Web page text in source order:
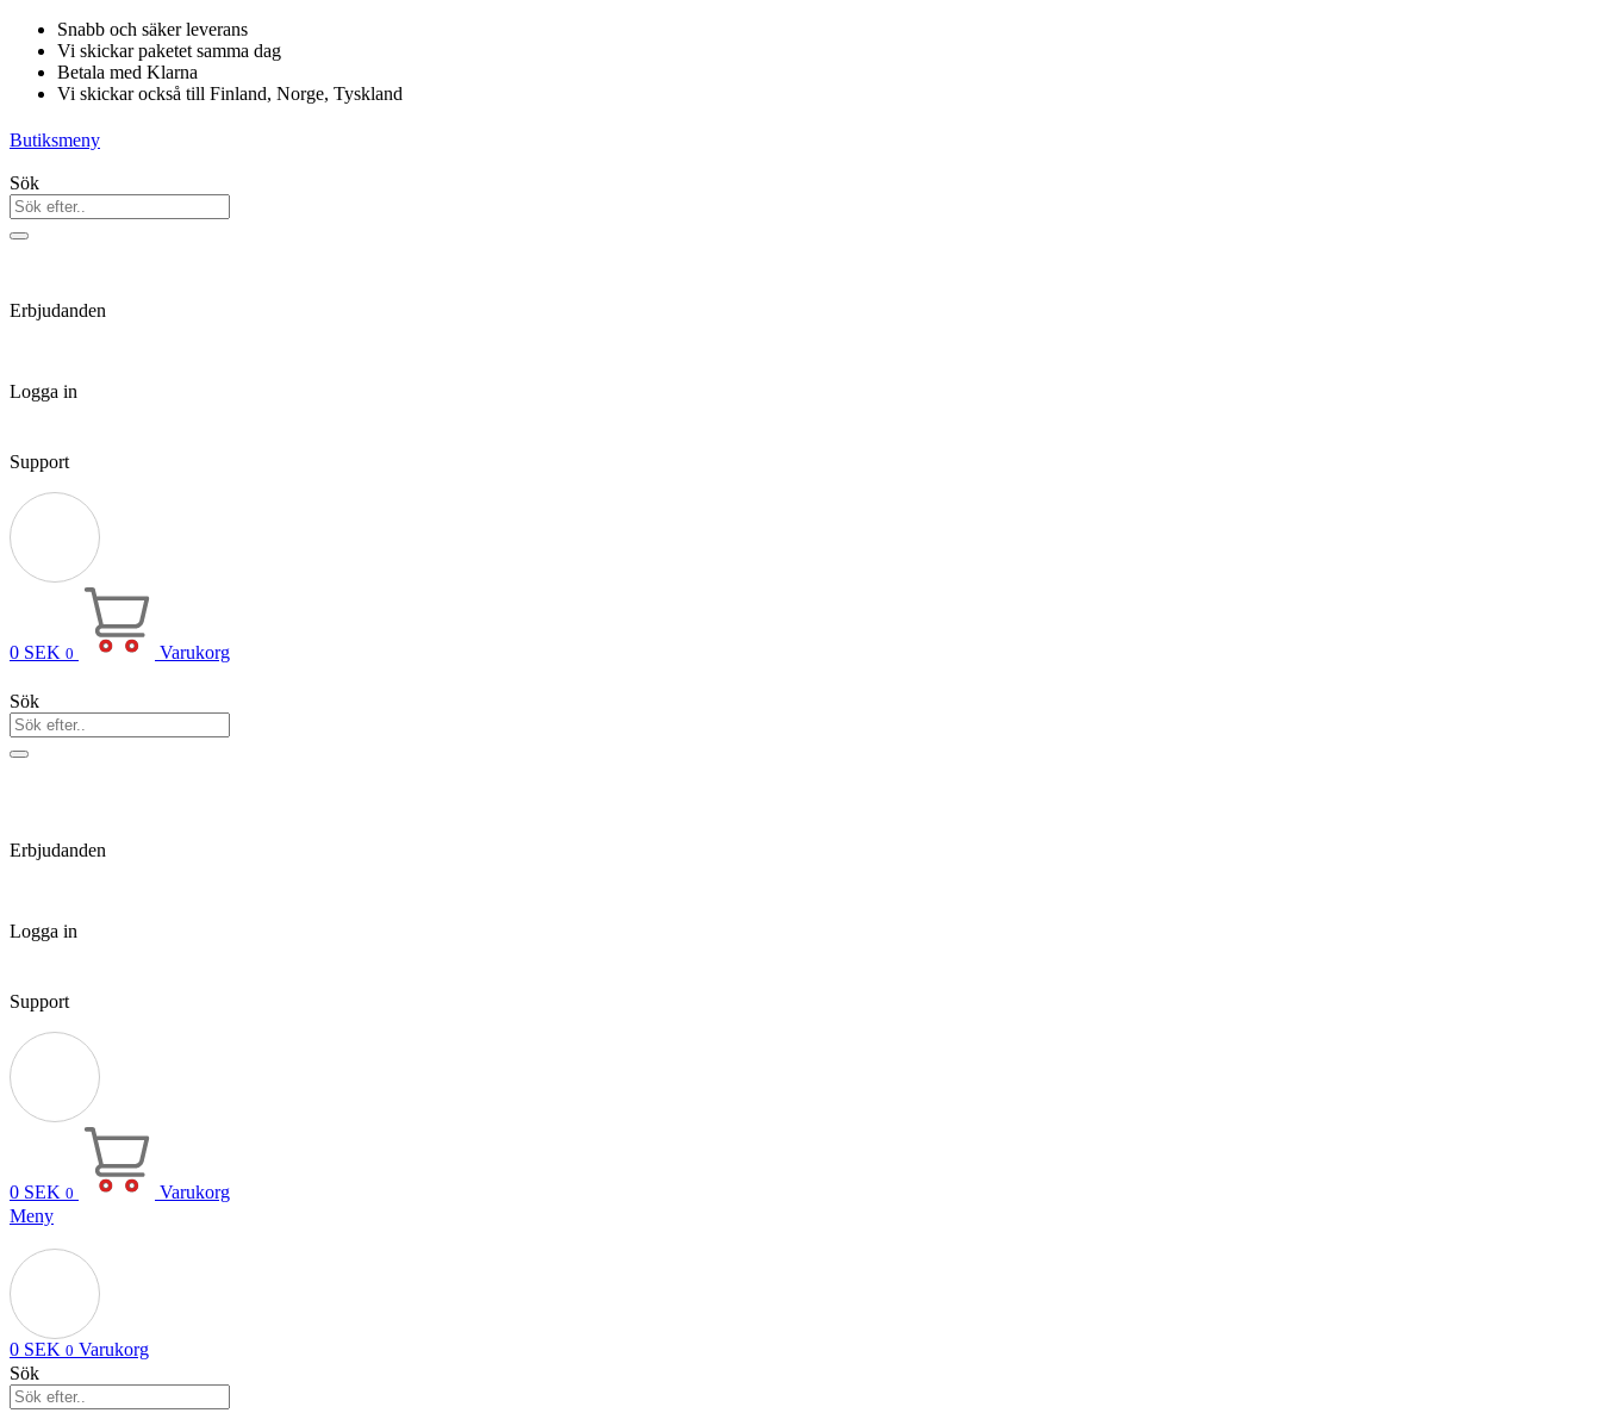
Hoppa
innehåll
Snabb och säker leverans
Vi skickar paketet samma dag
Betala med Klarna
Vi skickar också till Finland, Norge, Tyskland
Butiksmeny
Sök
Erbjudanden
Logga in
Support
0 SEK 0 Varukorg
Sök
Erbjudanden
Logga in
Support
0 SEK 0
Varukorg
Meny
0 SEK 0 Varukorg
Sök